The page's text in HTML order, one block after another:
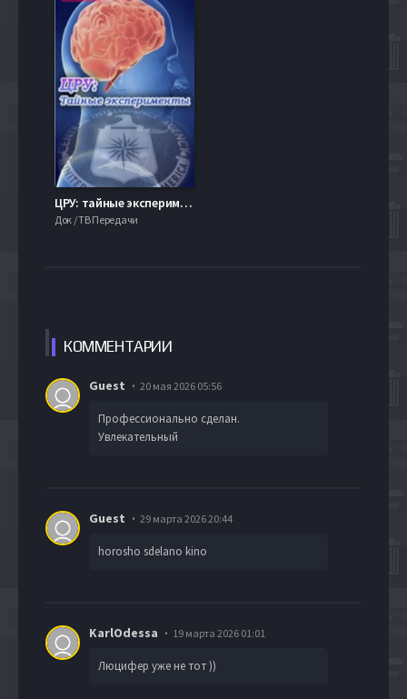
ЦРУ: тайные эксперименты (2015)
Док / ТВ Передачи
КОММЕНТАРИИ
Guest 20 мая 2026 05:56
Профессионально сделан.
Увлекательный
Guest 29 марта 2026 20:44
horosho sdelano kino
KarlOdessa 19 марта 2026 01:01
Люцифер уже не тот ))